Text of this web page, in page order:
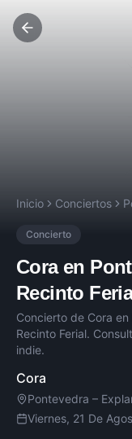
Inicio Conciertos
Concierto
Coraen
Recinto
Concierto de Cora en
Recinto Ferial.
indie.
Cora
Pontevedra –
Viernes, 21 De